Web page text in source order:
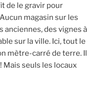
de le gravir pour
magasin sur les
anciennes, des vignes à
sur la ville. Ici, tout le
mètre-carré de terre. Il
Mais seuls les locaux